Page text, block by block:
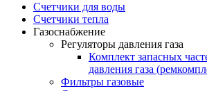
Счетчики для воды
Счетчики тепла
Газоснабжение
Регуляторы давления газа
Комплект запасных
давления газа
Фильтры газовые